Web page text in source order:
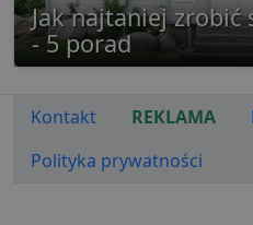
Jak najtaniej zrobić
- 5 porad
Kontakt REKLAMA
Polityka prywatności